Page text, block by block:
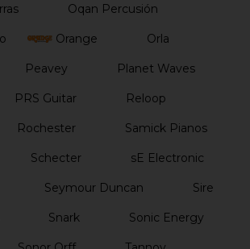
Oqan Percusión
Orange Orla
Peavey Planet Waves
PRS Guitar Reloop
Rochester Samick Pianos
Schecter sE Electronic
Seymour Duncan Sire
Snark Sonic Energy